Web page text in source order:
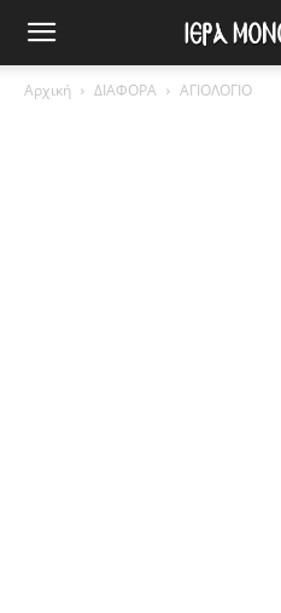
Αρχική ΔΙΑΦΟΡΑ ΑΓΙΟΛΟΓΙΟ